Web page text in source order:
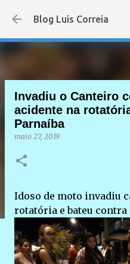
Pular para o
Blog Luis Correia
Invadiu o Canteiro
acidente na
Parnaíba
maio 27, 2019
Idoso de moto invadiu
rotatória e bateu contra